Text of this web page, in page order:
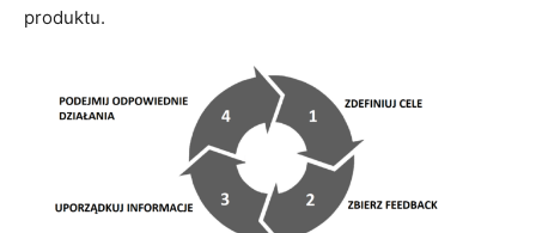
produktu.